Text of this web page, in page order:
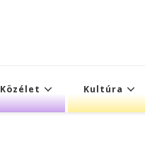
Közélet Kultúra